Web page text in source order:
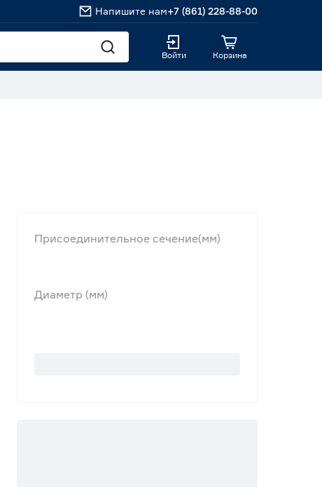
Напишите нам+7 (861) 228-88-00
Войти Корзина
Присоединительное сечение(мм)
Диаметр (мм)